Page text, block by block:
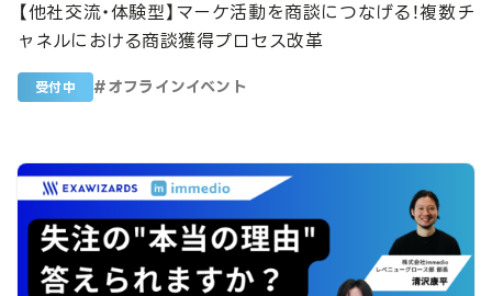
【他社交流・体験型】マーケ活動を商談につなげる！複数チ
ャネルにおける商談獲得プロセス改革
受付中 # オフラインイベント